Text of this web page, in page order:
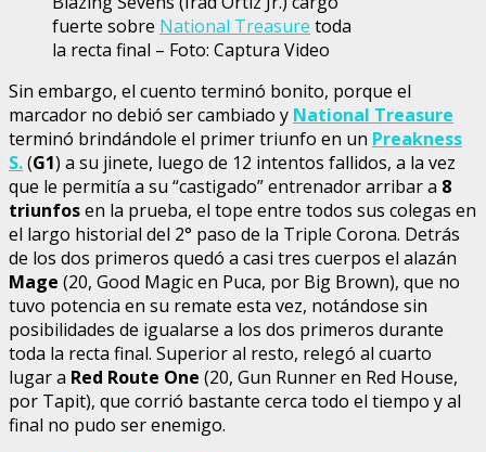
fuerte sobre National Treasure toda
la recta final – Foto: Captura Video
Sin embargo, el cuento terminó bonito, porque el
marcador no debió ser cambiado y National Treasure
terminó brindándole el primer triunfo en un Preakness
S.(G1) a su jinete, luego de 12 intentos fallidos, a la vez
que le permitía a su “castigado” entrenador arribar a 8
triunfosen la prueba, el tope entre todos sus colegas en
el largo historial del 2° paso de la Triple Corona. Detrás
de los dos primeros quedó a casi tres cuerpos el alazán
Mage (20, Good Magic en Puca, por Big Brown), que no
tuvo potencia en su remate esta vez, notándose sin
posibilidades de igualarse a los dos primeros durante
toda la recta final. Superior al resto, relegó al cuarto
lugar a Red Route One (20, Gun Runner en Red House,
por Tapit), que corrió bastante cerca todo el tiempo y al
final no pudo ser enemigo.